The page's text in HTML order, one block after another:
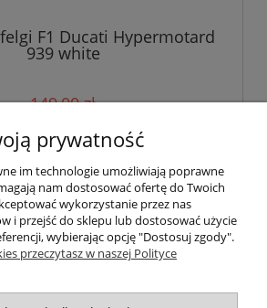
F1 Ducati Hypermotard
939 white
149,00 zł
do koszyka
Pomoc
prywatność
im technologie umożliwiają poprawne
nam dostosować ofertę do Twoich
wykorzystanie przez nas
i przejść do sklepu lub dostosować użycie
wybierając opcję "Dostosuj zgody".
przeczytasz w naszej Polityce